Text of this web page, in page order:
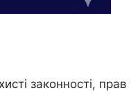
законності,